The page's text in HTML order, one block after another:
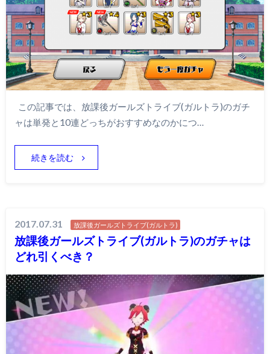
この記事では、放課後ガールズトライブ(ガルトラ)のガチ
ャは単発と10連どっちがおすすめなのかにつ…
続きを読む
2017.07.31 放課後ガールズトライブ(ガルトラ)
放課後ガールズトライブ(ガルトラ)のガチャは
どれ引くべき？